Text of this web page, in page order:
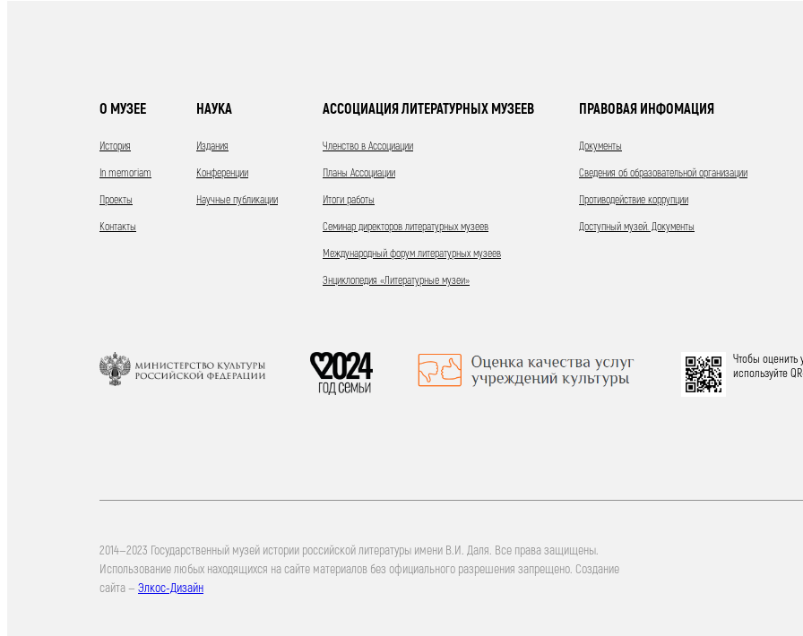
О МУЗЕЕ
История
In memoriam
Проекты
Контакты
НАУКА
Издания
Конференции
Научные публикации
АССОЦИАЦИЯ ЛИТЕРАТУРНЫХ МУЗЕЕВ
Членство в Ассоциации
Планы Ассоциации
Итоги работы
Семинар директоров литературных музеев
Международный форум литературных музеев
Энциклопедия «Литературные музеи»
ПРАВОВАЯ ИНФОМАЦИЯ
Документы
Сведения об образовательной организации
Противодействие коррупции
Доступный музей. Документы
Чтобы оценить
используйте
2014—2023 Государственный музей истории российской литературы имени В.И. Даля. Все права защищены.
Использование любых находящихся на сайте материалов без официального разрешения запрещено. Создание
сайта — Элкос-Дизайн